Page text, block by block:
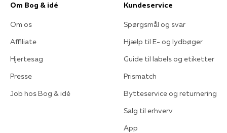
Om Bog & idé
Om os
Affiliate
Hjertesag
Presse
Job hos Bog & idé
Kundeservice
Spørgsmål og svar
Hjælp til E- og lydbøger
Guide til labels og etiketter
Prismatch
Bytteservice og returnering
Salg til erhverv
App